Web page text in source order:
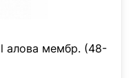
алова мембр. (48-